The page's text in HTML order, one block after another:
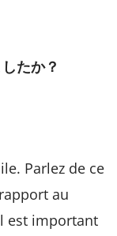
たか？
Parlez de ce
au
est important